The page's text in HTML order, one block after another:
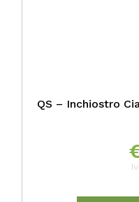
QS – Inchiostro